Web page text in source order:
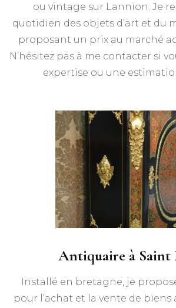
ou vintage sur Lannion. Je
quotidien des objets d’art et du
proposant un prix au marché
N’hésitez pas à me contacter si
expertise ou une
Antiquaire à Saint
Installé en bretagne, je
pour l’achat et la vente de biens